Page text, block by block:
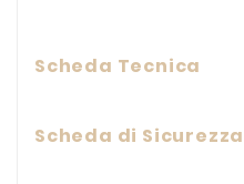
Scheda Tecnica
Scheda di Sicurezza